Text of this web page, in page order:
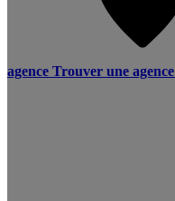
agence Trouver une agence